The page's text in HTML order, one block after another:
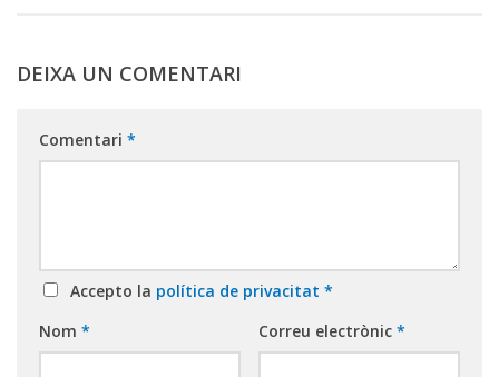
DEIXA UN COMENTARI
Comentari *
Accepto la política de privacitat *
Nom * Correu electrònic *